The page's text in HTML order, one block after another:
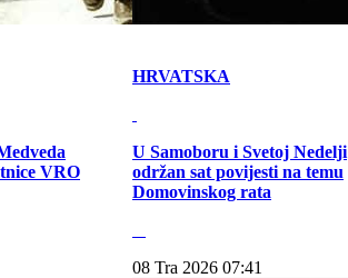
VRO
HRVATSKA
U Samoboru i Svetoj Nedelji
održan sat povijesti na temu
Domovinskog rata
08 Tra 2026 07:41